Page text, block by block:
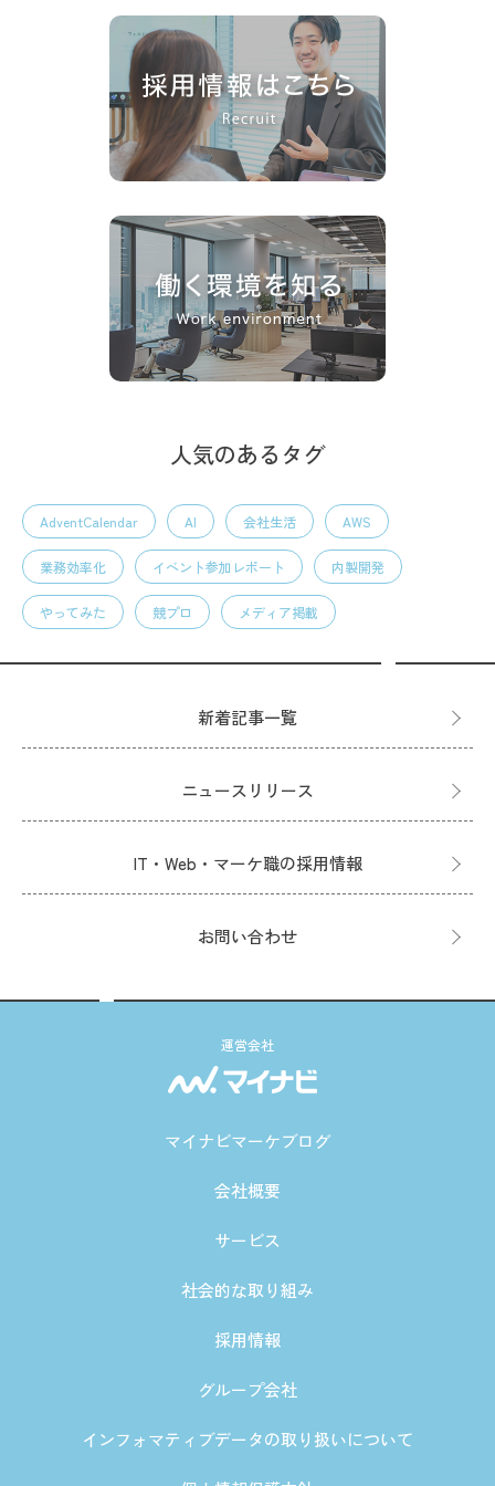
人気のあるタグ
AdventCalendar AI 会社生活 AWS
業務効率化 イベント参加レポート 内製開発
やってみた 競プロ メディア掲載
新着記事一覧
ニュースリリース
IT・Web・マーケ職の採用情報
お問い合わせ
運営会社
マイナビマーケブログ
会社概要
サービス
社会的な取り組み
採用情報
グループ会社
インフォマティブデータの取り扱いについて